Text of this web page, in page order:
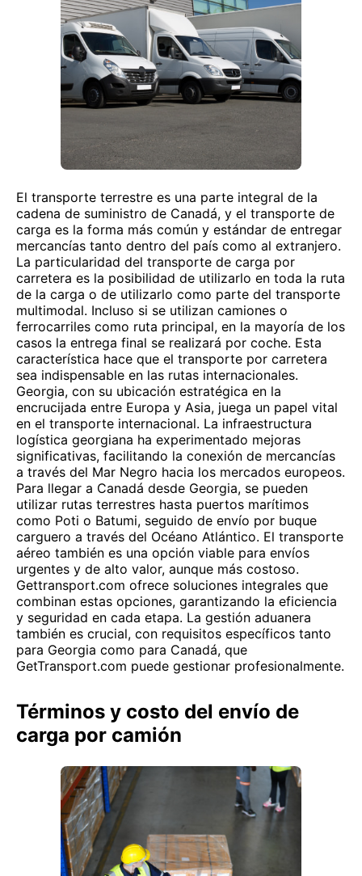
El transporte terrestre es una parte integral de la
cadena de suministro de Canadá, y el transporte de
carga es la forma más común y estándar de entregar
mercancías tanto dentro del país como al extranjero.
La particularidad del transporte de carga por
carretera es la posibilidad de utilizarlo en toda la ruta
de la carga o de utilizarlo como parte del transporte
multimodal. Incluso si se utilizan camiones o
ferrocarriles como ruta principal, en la mayoría de los
casos la entrega final se realizará por coche. Esta
característica hace que el transporte por carretera
sea indispensable en las rutas internacionales.
Georgia, con su ubicación estratégica en la
encrucijada entre Europa y Asia, juega un papel vital
en el transporte internacional. La infraestructura
logística georgiana ha experimentado mejoras
significativas, facilitando la conexión de mercancías
a través del Mar Negro hacia los mercados europeos.
Para llegar a Canadá desde Georgia, se pueden
utilizar rutas terrestres hasta puertos marítimos
como Poti o Batumi, seguido de envío por buque
carguero a través del Océano Atlántico. El transporte
aéreo también es una opción viable para envíos
urgentes y de alto valor, aunque más costoso.
Gettransport.com ofrece soluciones integrales que
combinan estas opciones, garantizando la eficiencia
y seguridad en cada etapa. La gestión aduanera
también es crucial, con requisitos específicos tanto
para Georgia como para Canadá, que
GetTransport.com puede gestionar profesionalmente.
Términos y costo del envío de
carga por camión